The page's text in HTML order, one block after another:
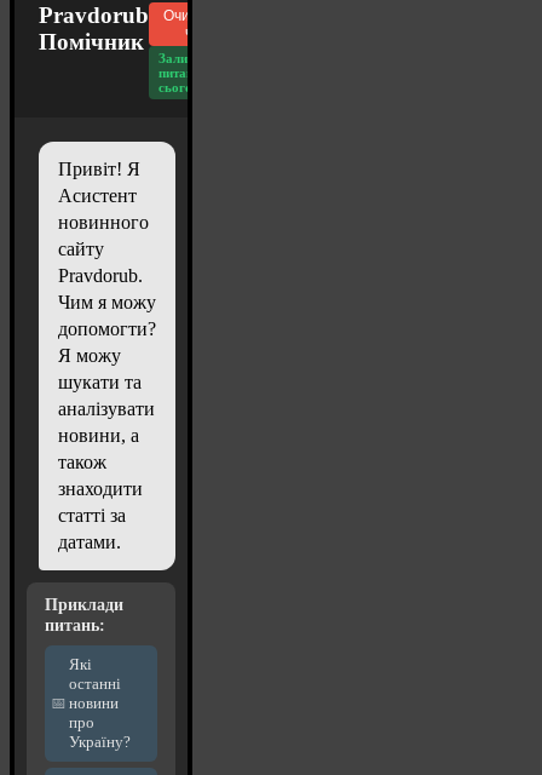
Pravdorub
Помічник
Очистити
чат
Залишилось
питань
сьогодні: 20
Привіт! Я
Асистент
новинного
сайту
Pravdorub.
Чим я можу
допомогти?
Я можу
шукати та
аналізувати
новини, а
також
знаходити
статті за
датами.
Приклади
питань:
Які
останні
новини
про
Україну?